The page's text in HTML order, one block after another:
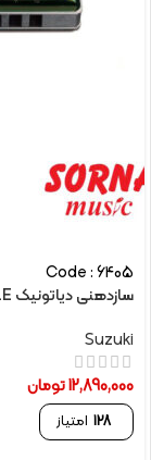
Code : 6405
سازدهنی دیاتونیک OLIVE 10 HOLE سوزوکی مدل C-20C
Suzuki
12,890,000تومان
128 امتیاز